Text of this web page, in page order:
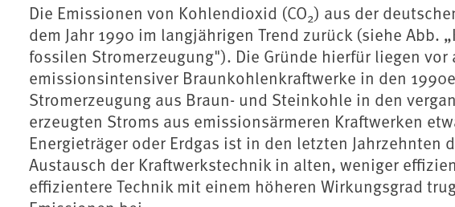
Die Emissionen von Kohlendioxid (CO2) aus der
dem Jahr 1990 im langjährigen Trend zurück (siehe Abb.
fossilen Stromerzeugung"). Die Gründe hierfür liegen
emissionsintensiver Braunkohlenkraftwerke in den
Stromerzeugung aus Braun- und Steinkohle in den
erzeugten Stroms aus emissionsärmeren Kraftwerken
Energieträger oder Erdgas ist in den letzten Jahrzehnten
Austausch der Kraftwerkstechnik in alten, weniger
effizientere Technik mit einem höheren Wirkungsgrad